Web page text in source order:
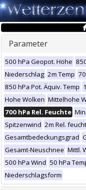
Parameter
500 hPa Geopot. Höhe
Niederschlag 2m Temp
850 hPa Pot. Äquiv. Temp
Hohe Wolken Mittelhohe
700 hPa Rel. Feuchte
Spitzenwind 2m Rel.
Gesamtbedeckungsgrad
Gesamt-Neuschnee Mittl.
500 hPa Wind 50 hPa
Niederschlagsform